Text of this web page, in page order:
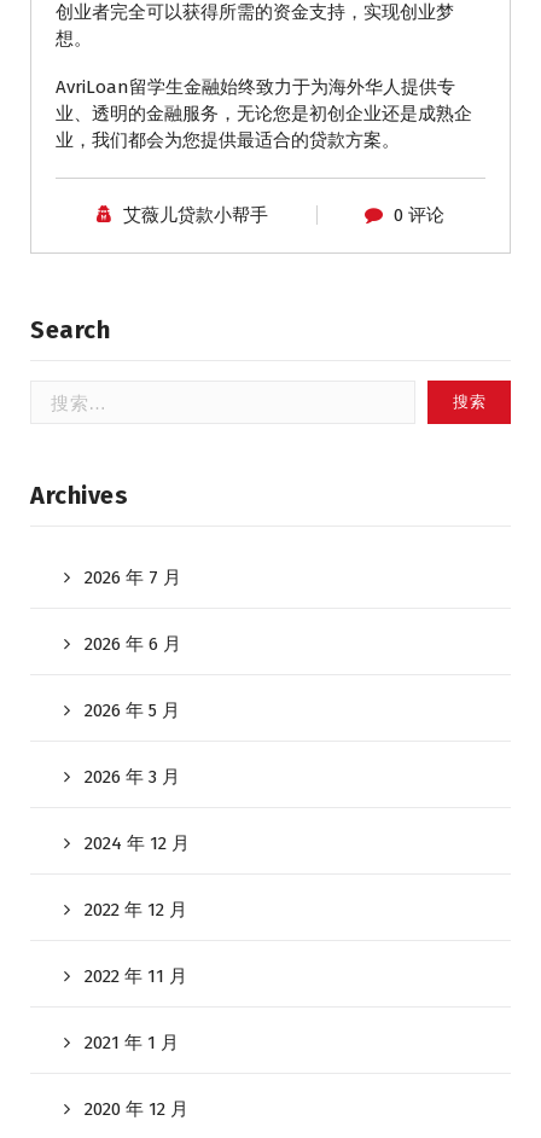
创业者完全可以获得所需的资金支持，实现创业梦
想。
AvriLoan留学生金融始终致力于为海外华人提供专
业、透明的金融服务，无论您是初创企业还是成熟企
业，我们都会为您提供最适合的贷款方案。
艾薇儿贷款小帮手 0 评论
Search
索：
Archives
2026 年 7 月
2026 年 6 月
2026 年 5 月
2026 年 3 月
2024 年 12 月
2022 年 12 月
2022 年 11 月
2021 年 1 月
2020 年 12 月